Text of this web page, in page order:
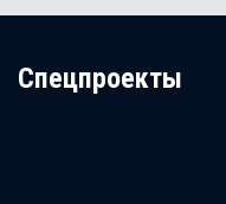
Cпецпроекты